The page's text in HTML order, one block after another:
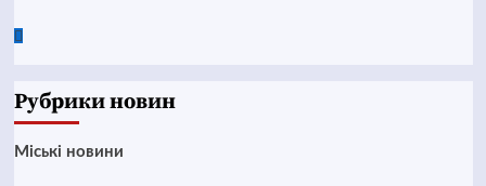
Google
Рубрики новин
Mіські новини